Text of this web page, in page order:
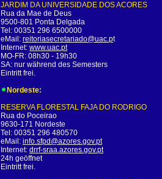
JARDIM DA UNIVERSIDADE DOS ACORES
Rua da Mae de Deus
9500-801 Ponta Delgada
Tel: 00351 296 6500000
eMail: reitoriasecretariado@uac.pt
Internet: www.uac.pt
MO-FR: 08h30 - 19h30
SA: nur während des Semesters
Eintritt frei.
Nordeste:
RESERVA FLORESTAL FAJA DO RODRIGO
Rua do Poceirao
9630-171 Nordeste
Tel: 00351 296 480570
eMail: info.sfpd@azores.gov.pt
Internet: drrf-sraa.azores.gov.pt
24h geöffnet
Eintritt frei.